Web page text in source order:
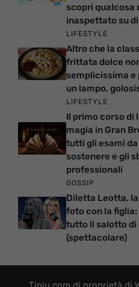
scopri qualcosa
inaspettato su
LIFESTYLE
Altro che la
frittata dolce
semplicissima e
un lampo,
LIFESTYLE
Il primo corso di
magia in Gran
tutti gli esami da
sostenere e gli
professionali
GOSSIP
Diletta Leotta,
foto con la figlia:
tutto il salotto di
(spettacolare)